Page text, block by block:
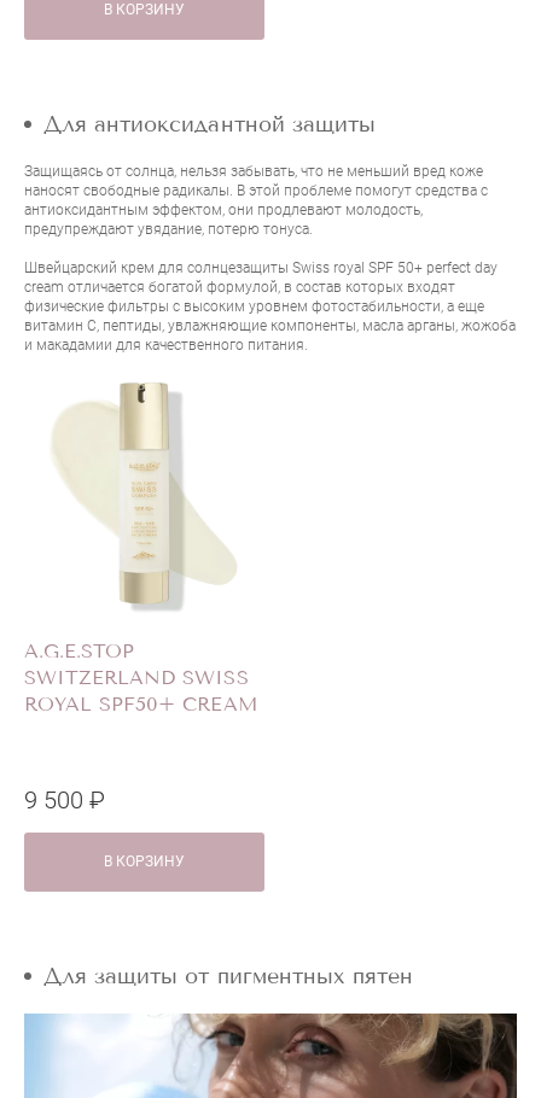
В КОРЗИНУ
Для антиоксидантной защиты
Защищаясь от солнца, нельзя забывать, что не меньший вред коже
наносят свободные радикалы. В этой проблеме помогут средства с
антиоксидантным эффектом, они продлевают молодость,
предупреждают увядание, потерю тонуса.
Швейцарский крем для солнцезащиты Swiss royal SPF 50+ perfect day
cream отличается богатой формулой, в состав которых входят
физические фильтры с высоким уровнем фотостабильности, а еще
витамин C, пептиды, увлажняющие компоненты, масла арганы, жожоба
и макадамии для качественного питания.
A.G.E.STOP
SWITZERLAND SWISS
ROYAL SPF50+ CREAM
9 500 ₽
В КОРЗИНУ
Для защиты от пигментных пятен